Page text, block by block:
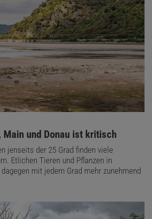
Main und Donau ist kritisch
jenseits der 25 Grad finden viele
Etlichen Tieren und Pflanzen in
mit jedem Grad mehr zunehmend